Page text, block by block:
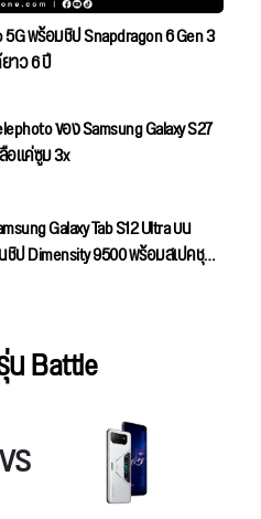
5G พร้อมชิป Snapdragon 6 Gen 3
าว 6 ปี
ของ Samsung Galaxy S27
อแค่ซูม 3x
Galaxy Tab S12 Ultra บน
ป Dimensity 9500 พร้อมสเปคชุด
Battle
VS